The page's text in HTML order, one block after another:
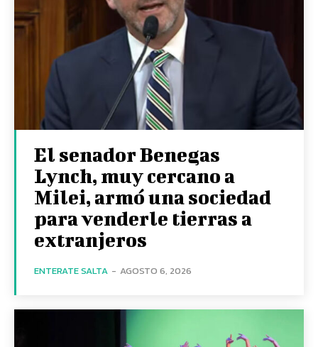
El senador Benegas
Lynch, muy cercano a
Milei, armó una sociedad
para venderle tierras a
extranjeros
ENTERATE SALTA - AGOSTO 6, 2026